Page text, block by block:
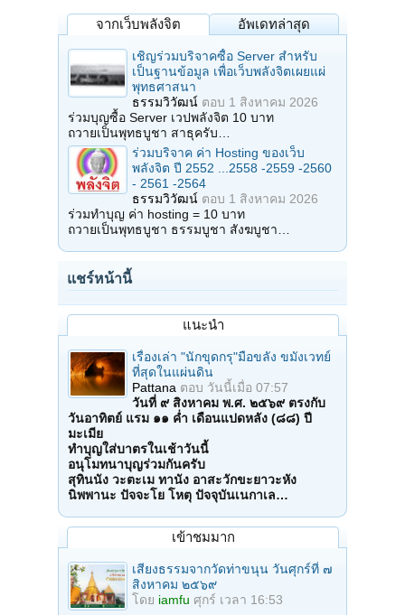
จากเว็บพลังจิต อัพเดทล่าสุด
เชิญร่วมบริจาคซื้อ Server สำหรับ
เป็นฐานข้อมูล เพื่อเว็บพลังจิตเผยแผ่
พุทธศาสนา
ธรรมวิวัฒน์ ตอบ 1 สิงหาคม 2026
ร่วมบุญซื้อ Server เวปพลังจิต 10 บาท
ถวายเป็นพุทธบูชา สาธุครับ…
ร่วมบริจาค ค่า Hosting ของเว็บ
พลังจิต ปี 2552 ...2558 -2559 -2560
- 2561 -2564
ธรรมวิวัฒน์ ตอบ 1 สิงหาคม 2026
ร่วมทำบุญ ค่า hosting = 10 บาท
ถวายเป็นพุทธบูชา ธรรมบูชา สังฆบูชา…
แชร์หน้านี้
แนะนำ
เรื่องเล่า "นักขุดกรุ"มือขลัง ขมังเวทย์
ที่สุดในแผ่นดิน
Pattana ตอบ วันนี้เมื่อ 07:57
วันที่ ๙ สิงหาคม พ.ศ. ๒๕๖๙ ตรงกับ
วันอาทิตย์ แรม ๑๑ ค่ำ เดือนแปดหลัง (๘๘) ปี
มะเมีย
ทำบุญใส่บาตรในเช้าวันนี้
อนุโมทนาบุญร่วมกันครับ
สุทินนัง วะตะเม ทานัง อาสะวักขะยาวะหัง
นิพพานะ ปัจจะโย โหตุ ปัจจุบันเนกาเล…
เข้าชมมาก
เสียงธรรมจากวัดท่าขนุน วันศุกร์ที่ ๗
สิงหาคม ๒๕๖๙
โดย iamfu ศุกร์ เวลา 16:53